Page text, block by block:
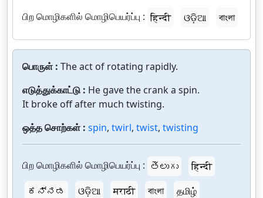
பிற மொழிகளில் மொழிபெயர்ப்பு : हिन्दी ଓଡ଼ିଆ বাংলা
பொருள் : The act of rotating rapidly.
எடுத்துக்காட்டு : He gave the crank a spin.
It broke off after much twisting.
ஒத்த சொற்கள் : spin, twirl, twist, twisting
பிற மொழிகளில் மொழிபெயர்ப்பு : తెలుగు
हिन्दी
ಕನ್ನಡ
ଓଡ଼ିଆ मराठी বাংলা
தமிழ்